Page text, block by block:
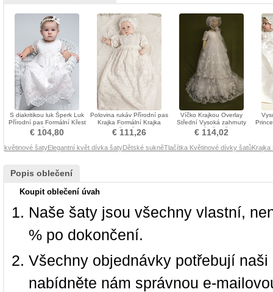
S diakritikou luk Šperk Luk
Přírodní pas Formální Křest
šaty
€ 104,80
Polovina rukáv Přírodní pas
Krajka Formální Krajka
Křest šaty
€ 111,26
Víčko Krajkou Overlay
Střední Vysoká zahrnuty
Dlouhý Křest šaty
€ 114,02
květinové šatyElegantní květ dívka šatyDětské sukněTlačítka Květinové dívky šatůKrajka
Popis oblečení
Koupit oblečení úvah
Naše šaty jsou všechny vlastní,
% po dokončení.
Všechny objednávky potřebují
nabídněte nám správnou e-